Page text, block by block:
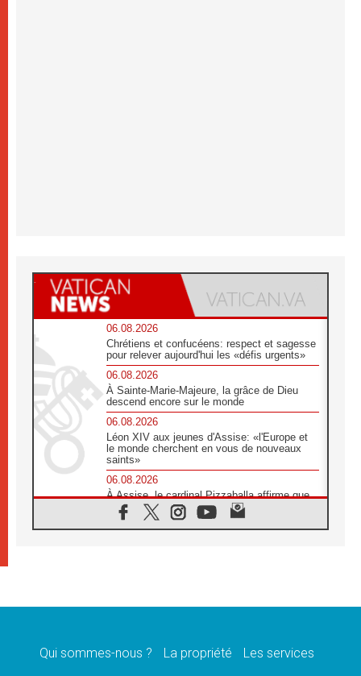
06.08.2026
Chrétiens et confucéens: respect et sagesse
pour relever aujourd'hui les «défis urgents»
06.08.2026
À Sainte-Marie-Majeure, la grâce de Dieu
descend encore sur le monde
06.08.2026
Léon XIV aux jeunes d'Assise: «l'Europe et
le monde cherchent en vous de nouveaux
saints»
06.08.2026
À Assise, le cardinal Pizzaballa affirme que
«les chrétiens veulent la paix»
06.08.2026
message de paix et de dignité humaine»
Qui sommes-nous ? La propriété
Les services